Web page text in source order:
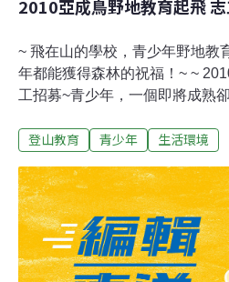
2010亞成鳥野地教育起飛 志
~ 飛在山的學校，青少年野地教
年都能獲得森林的祝福！~ ~ 2010青少年野地教育推廣志
工招募~青少年，一個即將成熟
然是介於二者之間的另一世界【
相對弱勢的青少年為對象。透
山，給予亞成鳥（青少年）以及
個重新對話的機會。學習人與人
土地的親近、溫習我們與自己的
動，作為「讓野地教育（
登山教育 青少年 生活環境